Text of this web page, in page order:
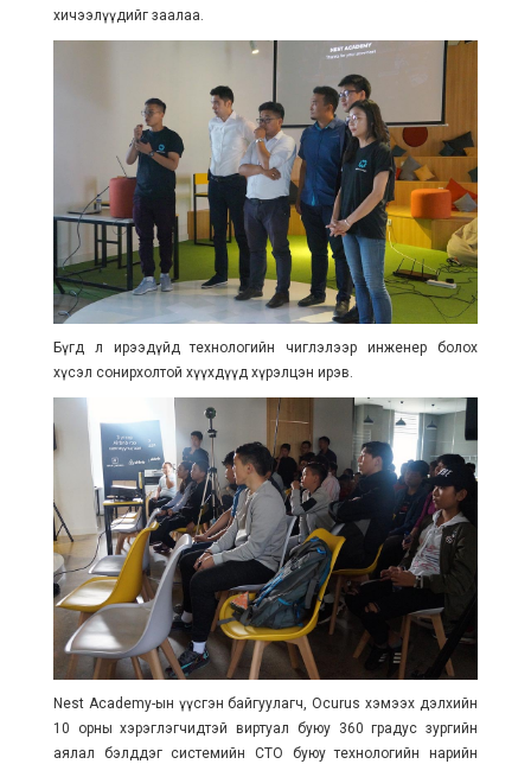
хичээлүүдийг заалаа.
Бүгд л ирээдүйд технологийн чиглэлээр инженер болох
хүсэл сонирхолтой хүүхдүүд хүрэлцэн ирэв.
Nest Academy-ын үүсгэн байгуулагч, Ocurus хэмээх дэлхийн
10 орны хэрэглэгчидтэй виртуал буюу 360 градус зургийн
аялал бэлддэг системийн CTO буюу технологийн нарийн